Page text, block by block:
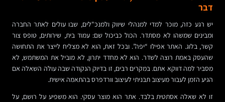
דבר
יש רגע כזה, מוכר למדי למנהלי שיווק ולמנכ"לים, שבו עולים לאתר החברה
ומבינים שמשהו לא מסתדר. הכול כביכול שם: עמוד בית, שירותים, טופס צור
קשר, בלוג. האתר אפילו “יפה”. ובכל זאת, הוא לא מצליח לייצר את התחושה
שהעסק באמת רוצה לשדר. הוא לא מחדד יתרון, לא מוביל את המשתמש, לא
מסביר למה דווקא אתם. במקרים רבים, זו בדיוק הנקודה שבה עולה השאלה אם
הגיע הזמן לעבור מעיצוב תבניתי לעיצוב וורדפרס בהתאמה אישית.
זו לא שאלה אסתטית בלבד. אתר הוא מוצר עסקי. הוא משפיע על רושם, על